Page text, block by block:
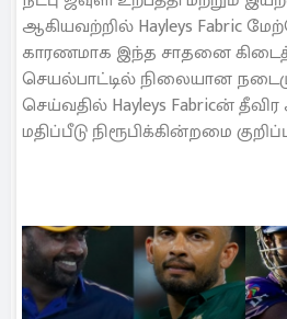
ஆகியவற்றில் Hayleys Fabric
காரணமாக இந்த சாதனை
செயல்பாட்டில் நிலையான
செய்வதில் Hayleys Fabricன்
மதிப்பீடு நிரூபிக்கின்றமை